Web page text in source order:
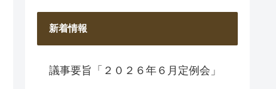
新着情報
議事要旨「２０２６年６月定例会」